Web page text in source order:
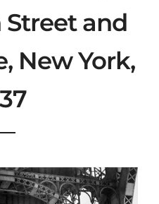
Street and
New York,